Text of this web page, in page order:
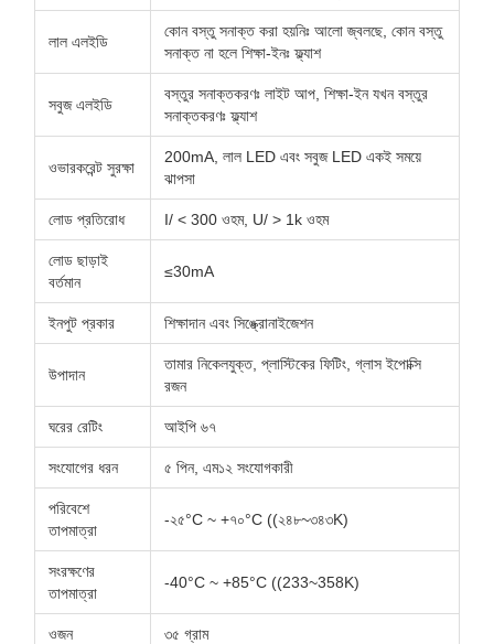
লাল এলইডি
কোন বস্তু সনাক্ত করা হয়নিঃ আলো জ্বলছে, কোন বস্তু
সনাক্ত না হলে শিক্ষা-ইনঃ ফ্ল্যাশ
সবুজ এলইডি
বস্তুর সনাক্তকরণঃ লাইট আপ, শিক্ষা-ইন যখন বস্তুর
সনাক্তকরণঃ ফ্ল্যাশ
ওভারকরেন্ট সুরক্ষা
200mA, লাল LED এবং সবুজ LED একই সময়ে
ঝাপসা
লোড প্রতিরোধ I/ < 300 ওহম, U/ > 1k ওহম
লোড ছাড়াই
বর্তমান
≤30mA
ইনপুট প্রকার শিক্ষাদান এবং সিঙ্ক্রোনাইজেশন
উপাদান
তামার নিকেলযুক্ত, প্লাস্টিকের ফিটিং, গ্লাস ইপোক্সি
রজন
ঘরের রেটিং আইপি ৬৭
সংযোগের ধরন ৫ পিন, এম১২ সংযোগকারী
পরিবেশে
তাপমাত্রা
-২৫°C ~ +৭০°C ((২৪৮~৩৪৩K)
সংরক্ষণের
তাপমাত্রা
-40°C ~ +85°C ((233~358K)
ওজন ৩৫ গ্রাম